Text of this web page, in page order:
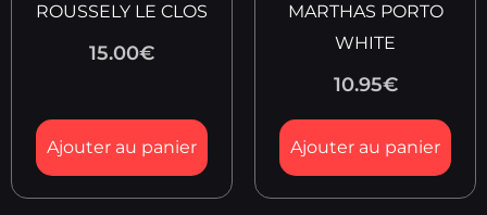
ROUSSELY LE CLOS
15.00€
Ajouter au panier
MARTHAS PORTO
WHITE
10.95€
Ajouter au panier